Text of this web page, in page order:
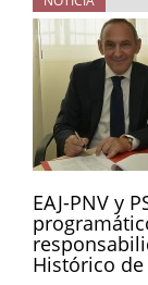
EAJ-PNV y
Histórico de